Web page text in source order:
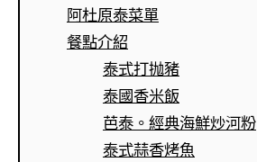
阿杜原泰菜單
餐點介紹
泰式打抛豬
泰國香米飯
芭泰。經典海鮮炒河粉
泰式蒜香烤魚